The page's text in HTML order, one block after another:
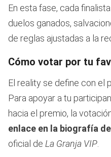
En esta fase, cada
duelos ganados,
de reglas ajustadas a la
Cómo votar por tu
El reality se define con el
Para apoyar a tu
hacia el premio, la
enlace en la biografía
oficial de La Granja VIP